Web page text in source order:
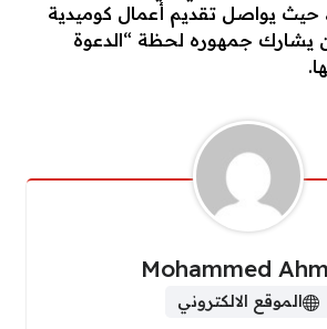
حيث يواصل تقديم أعمال كوميدية
يشارك جمهوره لحظة “الدعوة
Mohammed
الموقع الالكتروني